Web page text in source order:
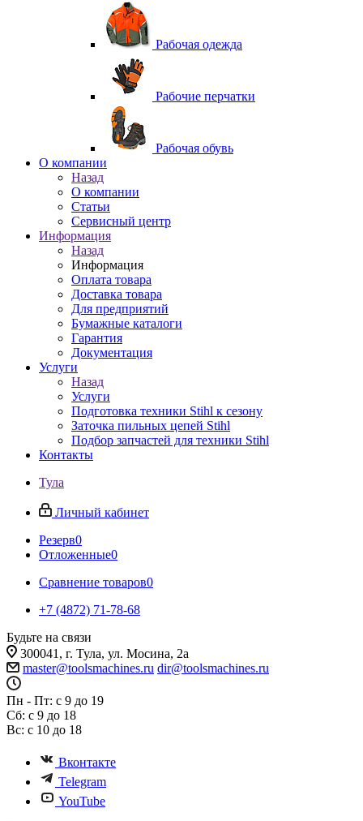
Рабочая одежда
Рабочие перчатки
Рабочая обувь
O компании
Назад
O компании
Статьи
Сервисный центр
Информация
Назад
Информация
Оплата товара
Доставка товара
Для предприятий
Бумажные каталоги
Гарантия
Документация
Услуги
Назад
Услуги
Подготовка техники Stihl к сезону
Заточка пильных цепей Stihl
Подбор запчастей для техники Stihl
Контакты
Тула
Личный кабинет
Резерв0
Отложенные0
Сравнение товаров0
+7 (4872) 71-78-68
Будьте на связи
300041, г. Тула, ул. Мосина, 2а
master@toolsmachines.ru dir@toolsmachines.ru
Пн - Пт: с 9 до 19
Сб: с 9 до 18
Вс: с 10 до 18
Вконтакте
Telegram
YouTube